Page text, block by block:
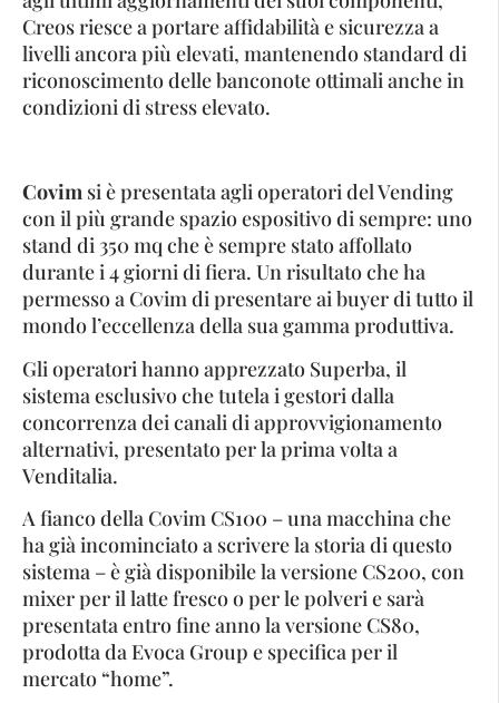
Creos riesce a portare affidabilità e sicurezza a
livelli ancora più elevati, mantenendo standard di
riconoscimento delle banconote ottimali anche in
condizioni di stress elevato.
Covim si è presentata agli operatori del Vending
con il più grande spazio espositivo di sempre: uno
stand di 350 mq che è sempre stato affollato
durante i 4 giorni di fiera. Un risultato che ha
permesso a Covim di presentare ai buyer di tutto il
mondo l’eccellenza della sua gamma produttiva.
Gli operatori hanno apprezzato Superba, il
sistema esclusivo che tutela i gestori dalla
concorrenza dei canali di approvvigionamento
alternativi, presentato per la prima volta a
Venditalia.
A fianco della Covim CS100 – una macchina che
ha già incominciato a scrivere la storia di questo
sistema – è già disponibile la versione CS200, con
mixer per il latte fresco o per le polveri e sarà
presentata entro fine anno la versione CS80,
prodotta da Evoca Group e specifica per il
mercato “home”.